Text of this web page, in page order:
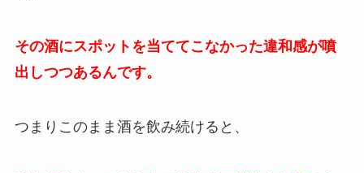
その酒にスポットを当ててこなかった違和感が噴
出しつつあるんです。
つまりこのまま酒を飲み続けると、